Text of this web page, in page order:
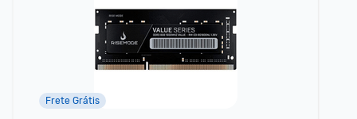
Frete Grátis